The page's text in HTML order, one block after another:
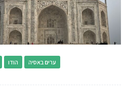
הודו ערים באסיה